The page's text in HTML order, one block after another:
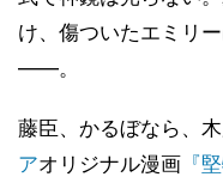
け、傷ついたエミリ
――。
藤臣、かるぼなら、木
アオリジナル漫画 『